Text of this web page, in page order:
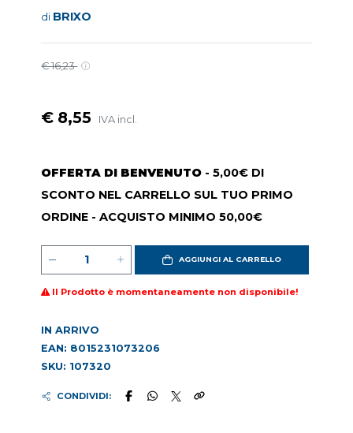
di BRIXO
€ 16,23
€ 8,55 IVA incl.
OFFERTA DI BENVENUTO - 5,00€ DI
SCONTO NEL CARRELLO SUL TUO PRIMO
ORDINE - ACQUISTO MINIMO 50,00€
AGGIUNGI AL CARRELLO
Il Prodotto è momentaneamente non disponibile!
IN ARRIVO
EAN: 8015231073206
SKU: 107320
CONDIVIDI: